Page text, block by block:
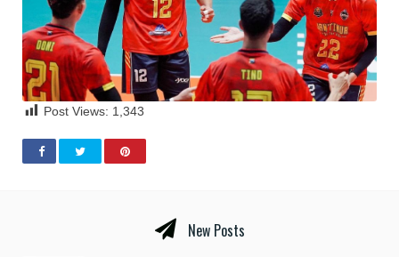
Post Views: 1,343
New Posts